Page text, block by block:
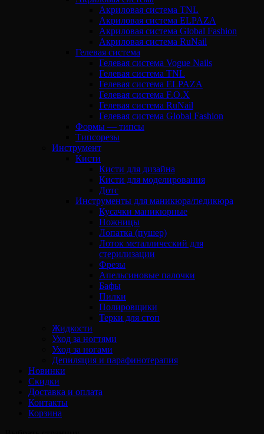
Акриловая система TNL
Акриловая система ELPAZA
Акриловая система Global Fashion
Акриловая система RuNail
Гелевая система
Гелевая система Vogue Nails
Гелевая система TNL
Гелевая система ELPAZA
Гелевая система F.O.X
Гелевая система RuNail
Гелевая система Global Fashion
Формы — типсы
Типсорезы
Инструмент
Кисти
Кисти для дизайна
Кисти для моделирования
Дотс
Инструменты для маникюра/педикюра
Кусачки маникюрные
Ножницы
Лопатка (пушер)
Лоток металлический для
стерилизации
Фрезы
Апельсиновые палочки
Бафы
Пилки
Полировщики
Терки для стоп
Жидкости
Уход за ногтями
Уход за ногами
Депиляция и парафинотерапия
Новинки
Скидки
Доставка и оплата
Контакты
Корзина